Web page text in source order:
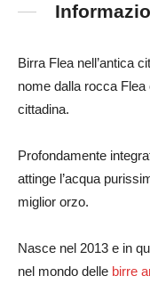
Birra Flea nell’antica
nome dalla rocca
cittadina.
Profondamente
attinge l’acqua
miglior orzo.
Nasce nel 2013 e in
nel mondo delle birre